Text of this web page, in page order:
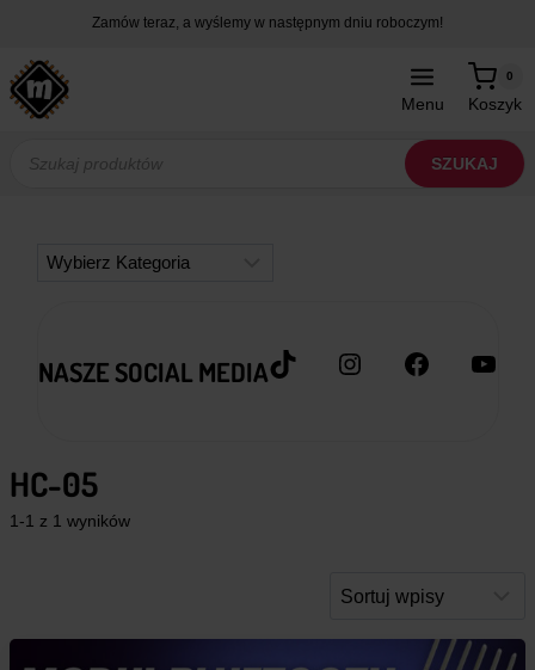
treści
Zamów teraz, a wyślemy w następnym dniu roboczym!
Menu Koszyk
0
produktów
SZUKAJ
Kategorie
NASZE SOCIAL MEDIATikTokInstagramFacebook
HC-05
1-1 z 1 wyników